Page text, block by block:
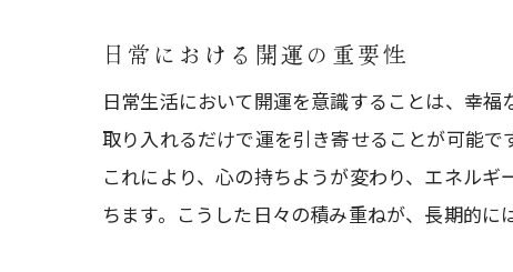
日常における開運の重要性
日常生活において開運を意識することは、幸
取り入れるだけで運を引き寄せることが可能で
これにより、心の持ちようが変わり、エネル
ちます。こうした日々の積み重ねが、長期的に